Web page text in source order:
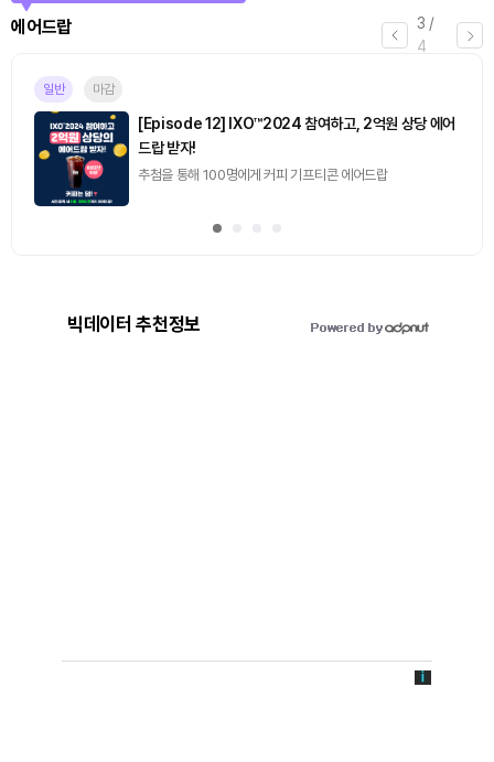
3 /
4
에어드랍
일반 마감
[Episode 12] IXO™2024 참여하고, 2억원 상당 에어
드랍 받자!
추첨을 통해 100명에게 커피 기프티콘 에어드랍
빅데이터 추천정보